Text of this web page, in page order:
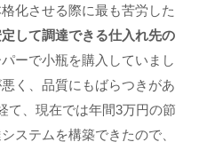
化させる際に最も苦労した
して調達できる仕入れ先の
ーで小瓶を購入していまし
く、品質にもばらつきがあ
て、現在では年間3万円の節
ステムを構築できたので、